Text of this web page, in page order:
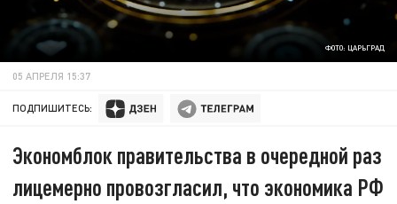
ФОТО: ЦАРЬГРАД
05 АПРЕЛЯ 15:37
ПОДПИШИТЕСЬ:
Экономблок правительства в очередной раз
лицемерно провозгласил, что экономика РФ